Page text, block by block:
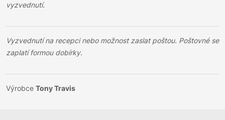
vyzvednutí.
Vyzvednutí na recepci nebo možnost zaslat poštou. Poštovné se
zaplatí formou dobírky.
Výrobce Tony Travis